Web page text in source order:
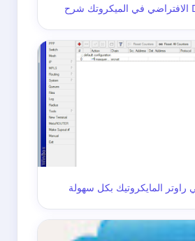
كيفية تعديل DHCP الافتراضي في الميكروتك شرح
المايكروتيك بكل سهولة